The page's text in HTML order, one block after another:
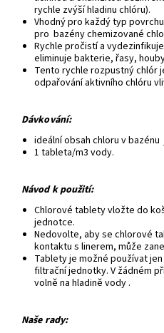
rychle zvýší hladinu chlóru).
Vhodný pro každý typ
pro bazény chemizované
Rychle pročistí a
eliminuje bakterie, řasy,
Tento rychle rozpustný chlór
odpařování aktivního chlóru
Dávkování:
ideální obsah chloru v
1 tableta/m3 vody.
Návod k použití:
Chlorové tablety vložte do
jednotce.
Nedovolte, aby se chlorové
kontaktu s linerem, může
Tablety je možné používat
filtrační jednotky. V žádném
volně na hladině vody .
Naše rady: